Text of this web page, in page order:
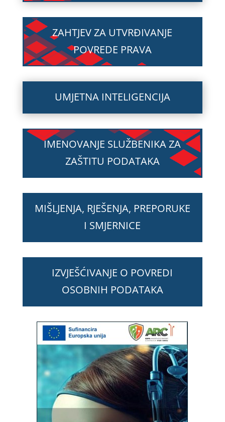
ZAHTJEV ZA UTVRĐIVANJE
POVREDE PRAVA
UMJETNA INTELIGENCIJA
IMENOVANJE SLUŽBENIKA ZA
ZAŠTITU PODATAKA
MIŠLJENJA, RJEŠENJA, PREPORUKE
I SMJERNICE
IZVJEŠĆIVANJE O POVREDI
OSOBNIH PODATAKA